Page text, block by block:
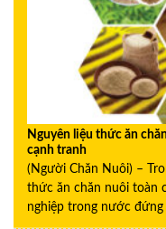
Nguyên liệu thức ăn
cạnh tranh
(Người Chăn Nuôi) –
thức ăn chăn nuôi toàn
nghiệp trong nước